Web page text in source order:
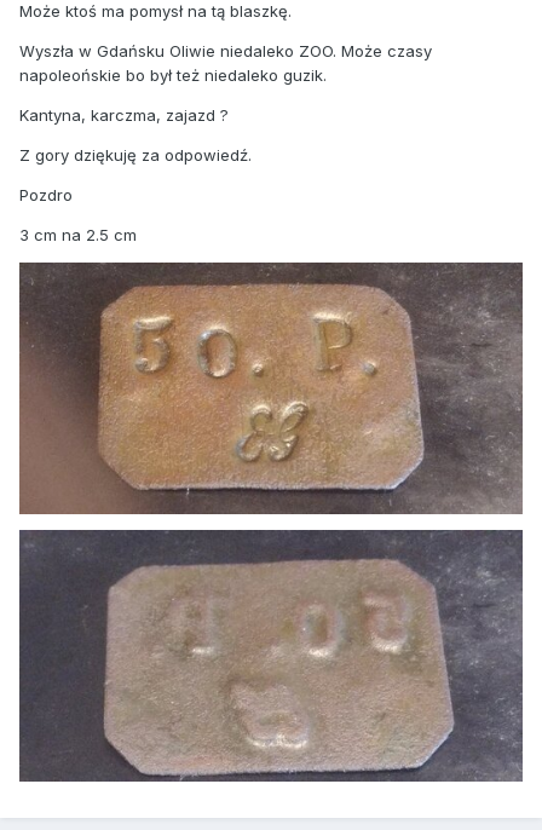
Może ktoś ma pomysł na tą blaszkę.
Wyszła w Gdańsku Oliwie niedaleko ZOO. Może czasy
napoleońskie bo był też niedaleko guzik.
Kantyna, karczma, zajazd ?
Z gory dziękuję za odpowiedź.
Pozdro
3 cm na 2.5 cm